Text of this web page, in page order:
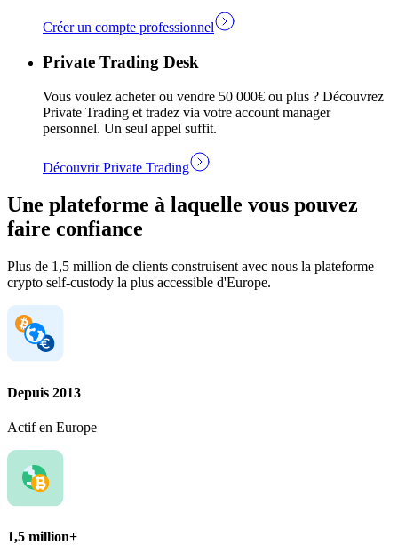
Créer un compte professionnel
Private Trading Desk
Vous voulez acheter ou vendre 50 000€ ou plus ? Découvrez
Private Trading et tradez via votre account manager
personnel. Un seul appel suffit.
Découvrir Private Trading
Une plateforme à laquelle vous pouvez
faire confiance
Plus de 1,5 million de clients construisent avec nous la plateforme
crypto self-custody la plus accessible d'Europe.
Depuis 2013
Actif en Europe
1,5 million+